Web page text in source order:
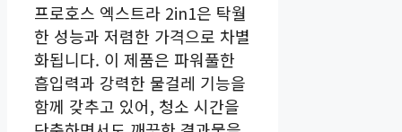
프로호스 엑스트라 2in1은 탁월
한 성능과 저렴한 가격으로 차별
화됩니다. 이 제품은 파워풀한
흡입력과 강력한 물걸레 기능을
함께 갖추고 있어, 청소 시간을